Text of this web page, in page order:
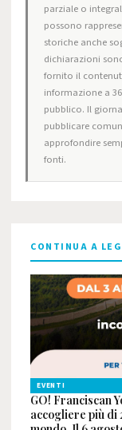
parziale o
possono
storiche anche
dichiarazioni
fornito il
informazione a
pubblico. Il
pubblicare
approfondire
fonti.
CONTINUA A
EVENTI
GO! Franciscan
accogliere più di